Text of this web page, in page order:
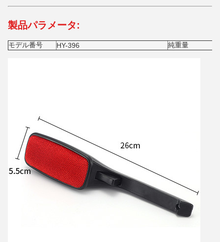
製品パラメータ:
モデル番号 HY-396 純重量